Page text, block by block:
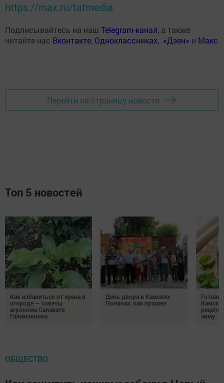
https://max.ru/tatmedia
Подписывайтесь на наш Telegram-канал, а также
читайте нас Вконтакте, Одноклассниках, «Дзен» и Макс
Перейти на страницу новости
Топ 5 новостей
Как избавиться от хрена в
огороде — советы
агронома Салавата
Галимзянова
День двора в Камских
Полянах: как прошел
зиму
ОБЩЕСТВО